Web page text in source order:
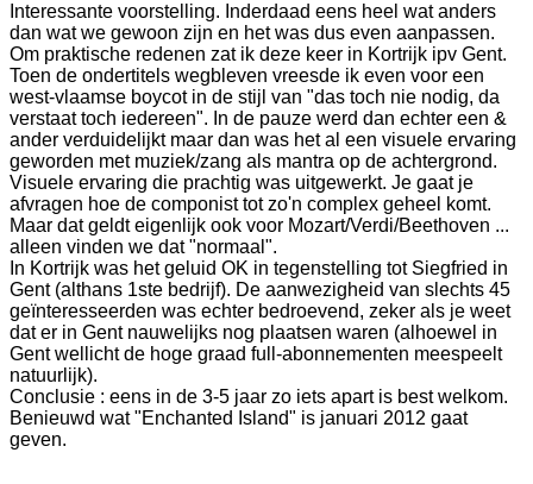
Interessante voorstelling. Inderdaad eens heel wat anders
dan wat we gewoon zijn en het was dus even aanpassen.
Om praktische redenen zat ik deze keer in Kortrijk ipv Gent.
Toen de ondertitels wegbleven vreesde ik even voor een
west-vlaamse boycot in de stijl van "das toch nie nodig, da
verstaat toch iedereen". In de pauze werd dan echter een &
ander verduidelijkt maar dan was het al een visuele ervaring
geworden met muziek/zang als mantra op de achtergrond.
Visuele ervaring die prachtig was uitgewerkt. Je gaat je
afvragen hoe de componist tot zo'n complex geheel komt.
Maar dat geldt eigenlijk ook voor Mozart/Verdi/Beethoven ...
alleen vinden we dat "normaal".
In Kortrijk was het geluid OK in tegenstelling tot Siegfried in
Gent (althans 1ste bedrijf). De aanwezigheid van slechts 45
geïnteresseerden was echter bedroevend, zeker als je weet
dat er in Gent nauwelijks nog plaatsen waren (alhoewel in
Gent wellicht de hoge graad full-abonnementen meespeelt
natuurlijk).
Conclusie : eens in de 3-5 jaar zo iets apart is best welkom.
Benieuwd wat "Enchanted Island" is januari 2012 gaat
geven.